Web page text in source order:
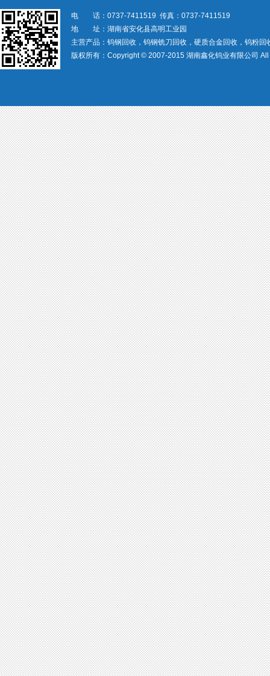
电 话：0737-7411519 传真：0737-7411519
地 址：湖南省安化县高明工业园
主营产品：钨钢回收，钨钢铣刀回收，硬质合金回收，钨粉回
版权所有：Copyright © 2007-2015 湖南鑫化钨业有限公司